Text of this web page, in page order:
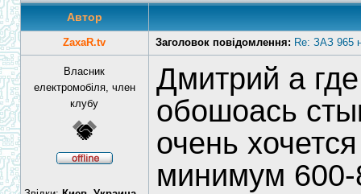
Автор
ZaxaR.tv Заголовок повідомлення: Re: ЗАЗ 965
Власник
електромобіля, член
клубу
Дмитрий а
обошоась
очень
минимум 600-